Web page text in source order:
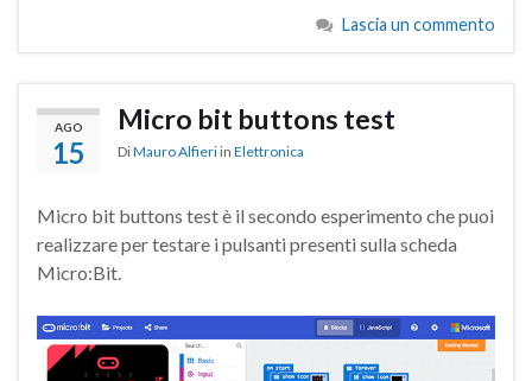
Lascia un commento
AGO
15
Micro bit buttons test
DiMauro Alfieri in Elettronica
Micro bit buttons test è il secondo esperimento che puoi
realizzare per testare i pulsanti presenti sulla scheda
Micro:Bit.